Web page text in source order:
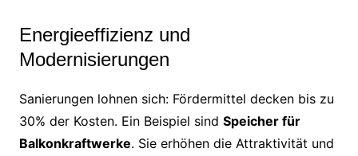
Energieeffizienz und
Modernisierungen
Sanierungen lohnen sich: Fördermittel decken bis zu
30% der Kosten. Ein Beispiel sind Speicher für
Balkonkraftwerke. Sie erhöhen die Attraktivität und